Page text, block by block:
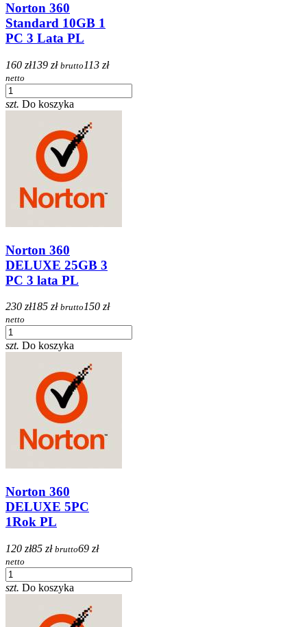
Norton 360
Standard 10GB 1
PC 3 Lata PL
160 zł139 zł brutto 113 zł
netto
szt. Do koszyka
Norton 360
DELUXE 25GB 3
PC 3 lata PL
230 zł185 zł brutto 150 zł
netto
szt. Do koszyka
Norton 360
DELUXE 5PC
1Rok PL
120 zł85 zł brutto69 zł
netto
szt. Do koszyka